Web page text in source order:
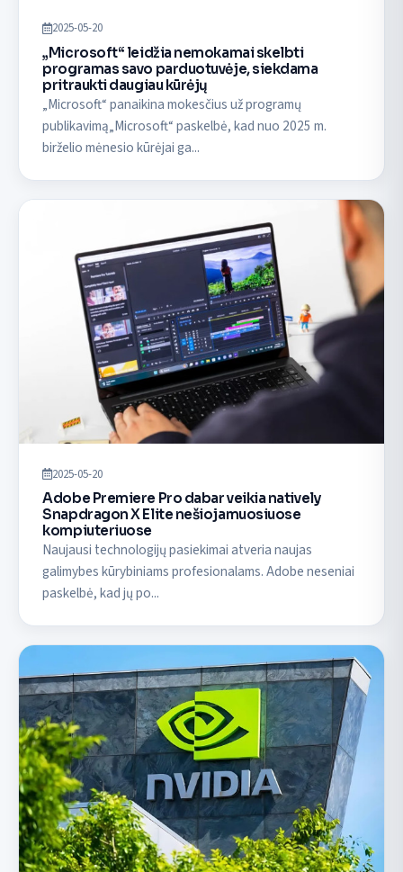
2025-05-20
„Microsoft“ leidžia nemokamai skelbti
programas savo parduotuvėje, siekdama
pritraukti daugiau kūrėjų
„Microsoft“ panaikina mokesčius už programų
publikavimą„Microsoft“ paskelbė, kad nuo 2025 m.
birželio mėnesio kūrėjai ga...
2025-05-20
Adobe Premiere Pro dabar veikia natively
Snapdragon X Elite nešiojamuosiuose
kompiuteriuose
Naujausi technologijų pasiekimai atveria naujas
galimybes kūrybiniams profesionalams. Adobe neseniai
paskelbė, kad jų po...